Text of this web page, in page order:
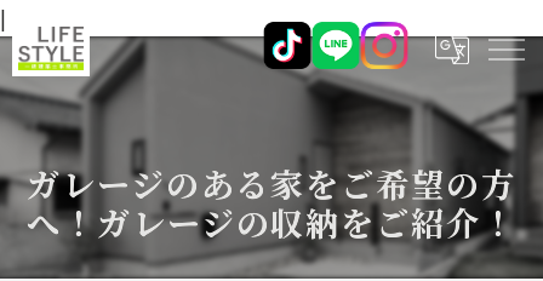
|
ガレージのある家をご希望の方
へ！ガレージの収納をご紹介！